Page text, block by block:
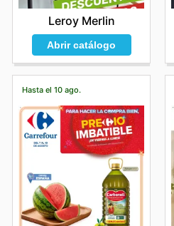
Leroy Merlin
Abrir catálogo
Hasta el 10 ago.